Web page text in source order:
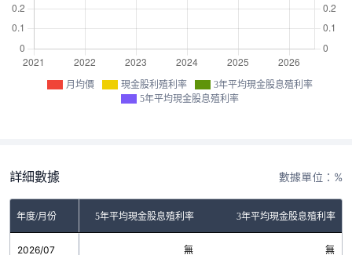
月均價 現金股利殖利率
3年平均現金股息殖利率
5年平均現金股息殖利率
詳細數據 數據單位：%
年度/月份
股利殖利率 5年平均現金股息殖利率 3年平均現金股息殖利率
2026/07
無 無 無